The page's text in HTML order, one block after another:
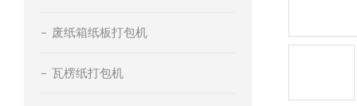
废纸箱纸板打包机
瓦楞纸打包机